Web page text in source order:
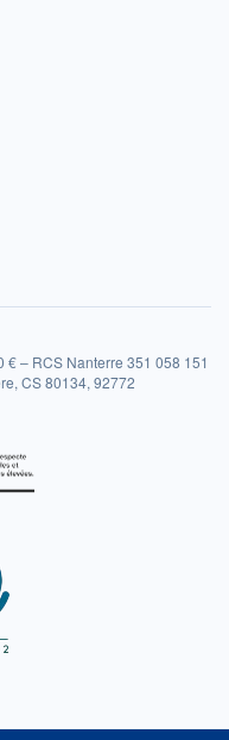
€ – RCS Nanterre 351 058 151
CS 80134, 92772